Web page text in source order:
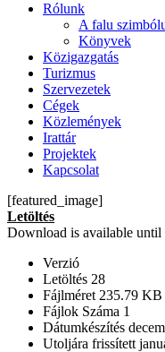
Rólunk
A falu
Könyvek
Közigazgatás
Turizmus
Szervezetek
Cégek
Közlemények
Irattár
Projektek
Kapcsolat
[featured_image]
Letöltés
Download is available until
Verzió
Letöltés 28
Fájlméret 235.79 KB
Fájlok Száma 1
Dátumkészítés
Utoljára frissített